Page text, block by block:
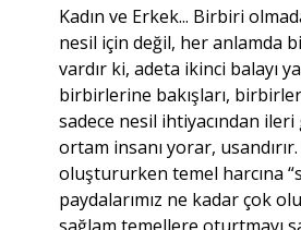
Kadın ve Erkek... Birbiri
nesil için değil, her anlamda
vardır ki, adeta ikinci balayı
birbirlerine bakışları,
sadece nesil ihtiyacından
ortam insanı yorar,
oluştururken temel harcına
paydalarımız ne kadar çok